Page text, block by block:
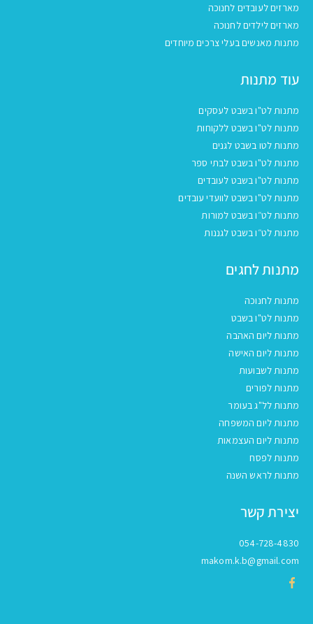
מארזים לעובדים לחנוכה
מארזים לילדים לחנוכה
מתנות מאנשים בעלי צרכים מיוחדים
עוד מתנות
מתנות לט"ו בשבט לעסקים
מתנות לט"ו בשבט ללקוחות
מתנות לטו בשבט לגנים
מתנות לט"ו בשבט לבתי ספר
מתנות לט"ו בשבט לעובדים
מתנות לט"ו בשבט לוועדי עובדים
מתנות לט״ו בשבט למורות
מתנות לט״ו בשבט לגננות
מתנות לחגים
מתנות לחנוכה
מתנות לט"ו בשבט
מתנות ליום האהבה
מתנות ליום האישה
מתנות לשבועות
מתנות לפורים
מתנות לל"ג בעומר
מתנות ליום המשפחה
מתנות ליום העצמאות
מתנות לפסח
מתנות לראש השנה
יצירת קשר
054-728-4830
makom.k.b@gmail.com